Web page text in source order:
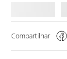
Compartilhar